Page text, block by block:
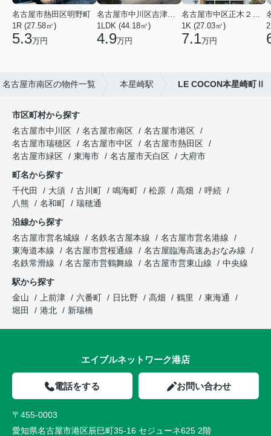
名古屋市熱田区明野町
1R (27.58㎡)
5.3万円
1LDK (44.18㎡)
4.9万円
1K (27.03㎡)
7.1万円
名古屋市南区の物件一覧 本星崎駅 LE COCON本星崎町Ⅱ
市区町村から探す
名古屋市中川区
名古屋市南区
名古屋市港区
名古屋市瑞穂区
名古屋市中区
名古屋市熱田区
名古屋市緑区
東海市 名古屋市天白区
大府市
町名から探す
千代田
大須 古川町 鳴海町 松原 高畑
呼続
八熊
名和町
瑞穂通
沿線から探す
名古屋市営名城線
名鉄名古屋本線
名古屋市営名港線
東海道本線
名古屋市営桜通線
名古屋臨海高速あおなみ線
名鉄常滑線
名古屋市営鶴舞線 名古屋市営東山線
中央線
駅から探す
金山
上前津 六番町 日比野 高畑 鶴里
東海通
堀田
港北 新瑞橋
エイブルネットワーク港店
電話をする お問い合わせ
〒455-0003
愛知県名古屋市港区辰巳町35-16 セジューネ625 2階